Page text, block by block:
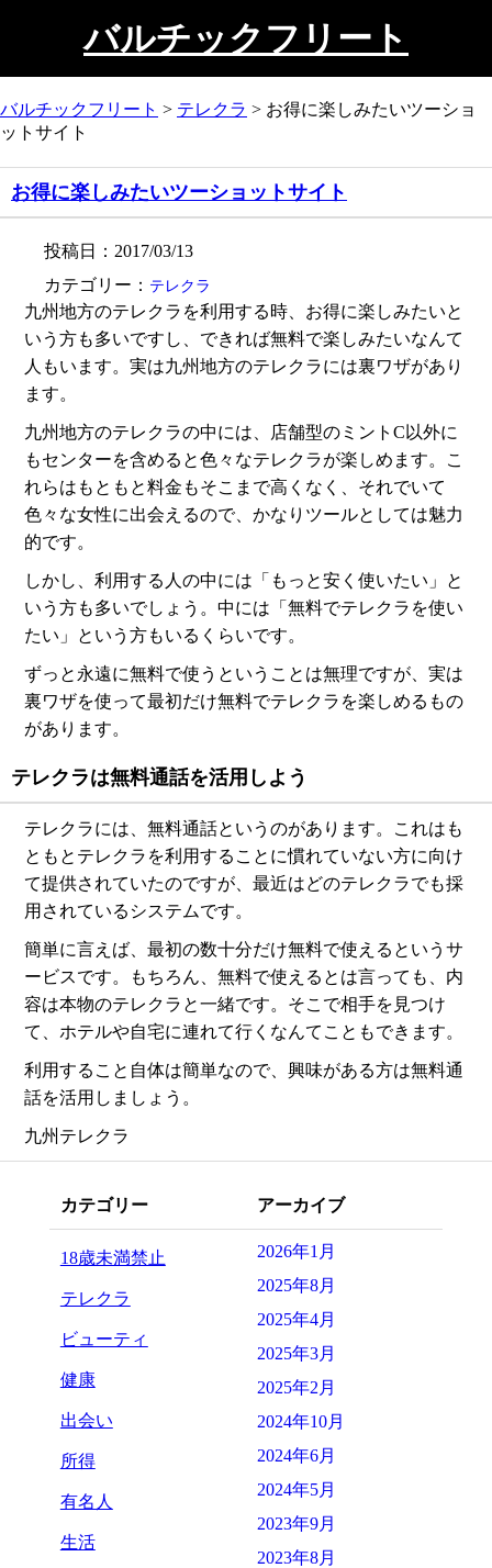
バルチックフリート
バルチックフリート > テレクラ > お得に楽しみたいツーショ
ットサイト
お得に楽しみたいツーショットサイト
投稿日：2017/03/13
カテゴリー： テレクラ
九州地方のテレクラを利用する時、お得に楽しみたいと
いう方も多いですし、できれば無料で楽しみたいなんて
人もいます。実は九州地方のテレクラには裏ワザがあり
ます。
九州地方のテレクラの中には、店舗型のミントC以外に
もセンターを含めると色々なテレクラが楽しめます。こ
れらはもともと料金もそこまで高くなく、それでいて
色々な女性に出会えるので、かなりツールとしては魅力
的です。
しかし、利用する人の中には「もっと安く使いたい」と
いう方も多いでしょう。中には「無料でテレクラを使い
たい」という方もいるくらいです。
ずっと永遠に無料で使うということは無理ですが、実は
裏ワザを使って最初だけ無料でテレクラを楽しめるもの
があります。
テレクラは無料通話を活用しよう
テレクラには、無料通話というのがあります。これはも
ともとテレクラを利用することに慣れていない方に向け
て提供されていたのですが、最近はどのテレクラでも採
用されているシステムです。
簡単に言えば、最初の数十分だけ無料で使えるというサ
ービスです。もちろん、無料で使えるとは言っても、内
容は本物のテレクラと一緒です。そこで相手を見つけ
て、ホテルや自宅に連れて行くなんてこともできます。
利用すること自体は簡単なので、興味がある方は無料通
話を活用しましょう。
九州テレクラ
カテゴリー
18歳未満禁止
テレクラ
ビューティ
健康
出会い
所得
有名人
生活
アーカイブ
2026年1月
2025年8月
2025年4月
2025年3月
2025年2月
2024年10月
2024年6月
2024年5月
2023年9月
2023年8月